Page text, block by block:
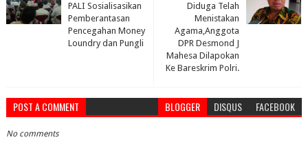
Diduga Telah
Menistakan
Agama,Anggota
DPR Desmond J
Mahesa Dilapokan
Ke Bareskrim Polri.
PALI Sosialisasikan
Pemberantasan
Pencegahan Money
Loundry dan Pungli
POST A COMMENT BLOGGER DISQUS FACEBOOK
No comments